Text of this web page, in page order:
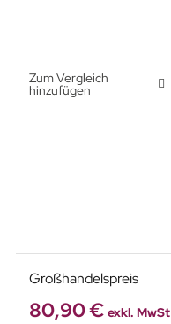
Zum Vergleich
hinzufügen
Großhandelspreis
80,90 € exkl. MwSt